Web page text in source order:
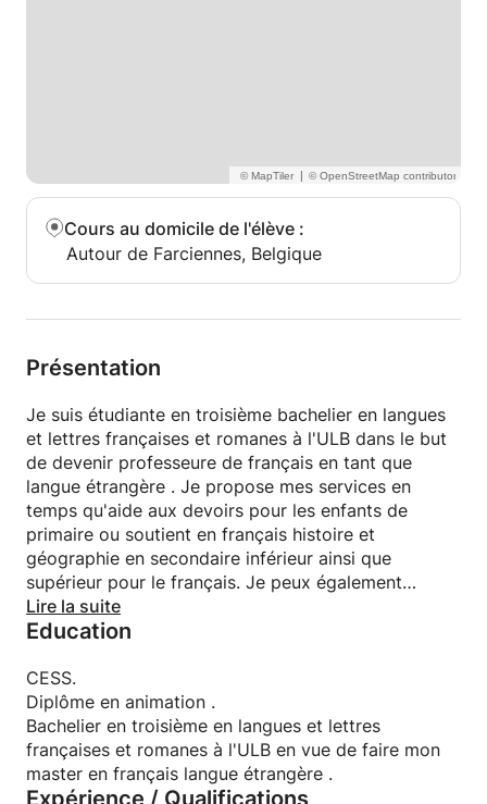
|
Cours au domicile de l'élève :
Autour de Farciennes, Belgique
Présentation
Je suis étudiante en troisième bachelier en langues
et lettres françaises et romanes à l'ULB dans le but
de devenir professeure de français en tant que
langue étrangère . Je propose mes services en
temps qu'aide aux devoirs pour les enfants de
primaire ou soutient en français histoire et
géographie en secondaire inférieur ainsi que
supérieur pour le français. Je peux également
enseigner le français aux grands débutants. Je
travaille depuis 3 ans en tant que bénévole dans une
lundi ,mardi et jeudi et je donne parfois des cours
de soutient en français le mercredi à une petite fille
de 8 ans. Je suis une passionnée de la littérature
française. Je suis essentiellement disponible le
weekend et jeudi après 16 heures.
Lire la suite
Education
CESS.
Diplôme en animation .
Bachelier en troisième en langues et lettres
françaises et romanes à l'ULB en vue de faire mon
master en français langue étrangère .
Expérience / Qualifications